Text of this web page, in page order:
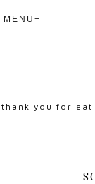
thank you for